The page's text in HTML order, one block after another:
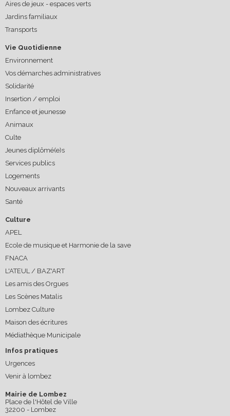
Aires de jeux - espaces verts
Jardins familiaux
Transports
Vie Quotidienne
Environnement
Vos démarches administratives
Solidarité
Insertion / emploi
Enfance et jeunesse
Animaux
Culte
Jeunes diplômé(e)s
Services publics
Logements
Nouveaux arrivants
Santé
Culture
APEL
Ecole de musique et Harmonie de la save
FNACA
L'ATEUL / BAZ'ART
Les amis des Orgues
Les Scènes Matalis
Lombez Culture
Maison des écritures
Médiathèque Municipale
Infos pratiques
Urgences
Venir à lombez
Mairie de Lombez
Place de l'Hôtel de Ville
32200 - Lombez